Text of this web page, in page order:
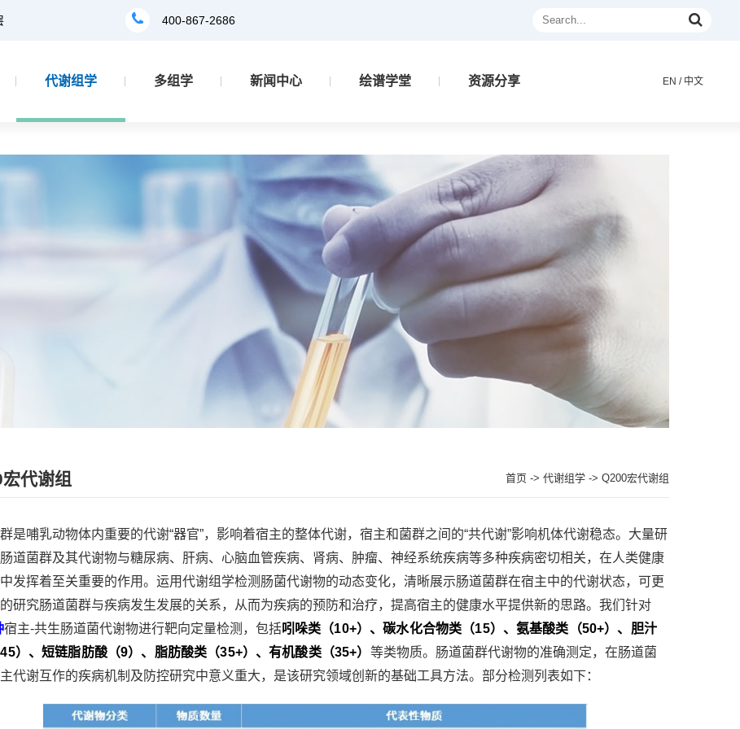
400-867-2686
代谢组学 多组学 新闻中心 绘谱学堂 资源分享 EN / 中文
代谢组 首页 -> 代谢组学 -> Q200宏代谢组
是哺乳动物体内重要的代谢“器官”，影响着宿主的整体代谢，宿主和菌群之间的“共代谢”影响机体代谢稳态。大量研
道菌群及其代谢物与糖尿病、肝病、心脑血管疾病、肾病、肿瘤、神经系统疾病等多种疾病密切相关，在人类健康
发挥着至关重要的作用。运用代谢组学检测肠菌代谢物的动态变化，清晰展示肠道菌群在宿主中的代谢状态，可更
研究肠道菌群与疾病发生发展的关系，从而为疾病的预防和治疗，提高宿主的健康水平提供新的思路。我们针对
宿主-共生肠道菌代谢物进行靶向定量检测，包括吲哚类（10+）、碳水化合物类（15）、氨基酸类（50+）、胆汁
）、短链脂肪酸（9）、脂肪酸类（35+）、有机酸类（35+） 等类物质。肠道菌群代谢物的准确测定，在肠道菌
代谢互作的疾病机制及防控研究中意义重大，是该研究领域创新的基础工具方法。部分检测列表如下：